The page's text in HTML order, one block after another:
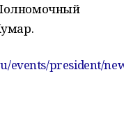
events/president/